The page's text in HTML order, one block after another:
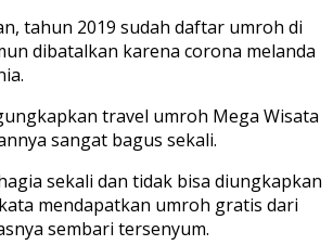
tahun 2019 sudah daftar umroh di
dibatalkan karena corona melanda
travel umroh Mega Wisata
sangat bagus sekali.
sekali dan tidak bisa diungkapkan
mendapatkan umroh gratis dari
sembari tersenyum.